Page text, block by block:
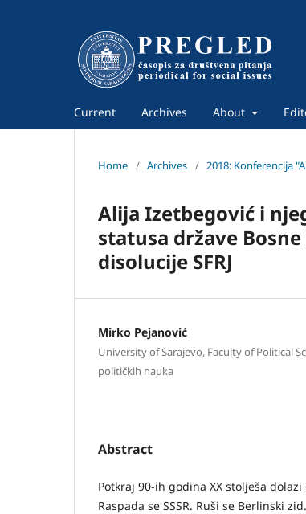
Current Archives About
Home / Archives / 2018: Konferencija
Alija Izetbegović i
statusa države
disolucije SFRJ
Mirko Pejanović
University of Sarajevo, Faculty of Political
političkih nauka
Abstract
Potkraj 90-ih godina XX stolješa
Raspada se SSSR. Ruši se Berlinski